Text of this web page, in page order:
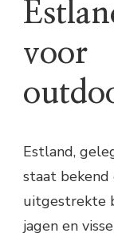
voor
Estland,
staat
uitgestrekte
jagen en